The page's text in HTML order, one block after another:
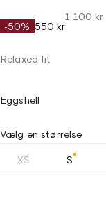
-50% 550 kr
1 100 kr
Relaxed fit
Eggshell
Vælg en størrelse
XS S